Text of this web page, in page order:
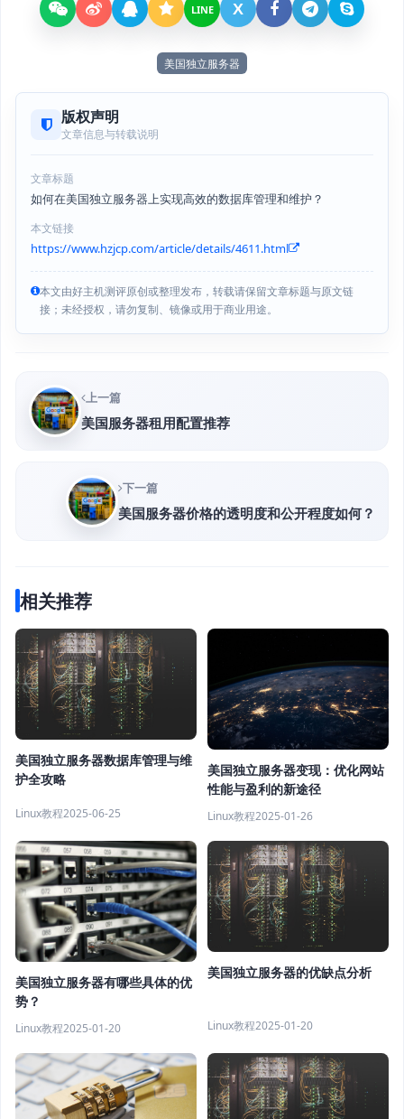
LINE X
美国独立服务器
版权声明
文章信息与转载说明
文章标题
如何在美国独立服务器上实现高效的数据库管理和维护？
本文链接
https://www.hzjcp.com/article/details/4611.html
本文由好主机测评原创或整理发布，转载请保留文章标题与原文链
接；未经授权，请勿复制、镜像或用于商业用途。
上一篇
美国服务器租用配置推荐
下一篇
美国服务器价格的透明度和公开程度如何？
相关推荐
美国独立服务器数据库管理与维
护全攻略
Linux教程2025-06-25
美国独立服务器变现：优化网站
性能与盈利的新途径
Linux教程2025-01-26
美国独立服务器有哪些具体的优
势？
Linux教程2025-01-20
美国独立服务器的优缺点分析
Linux教程2025-01-20